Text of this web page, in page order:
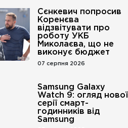
Сєнкевич попросив
Коренєва
відзвітувати про
роботу УКБ
Миколаєва, що не
виконує бюджет
07 серпня 2026
Samsung Galaxy
Watch 9: огляд нової
серії смарт-
годинників від
Samsung